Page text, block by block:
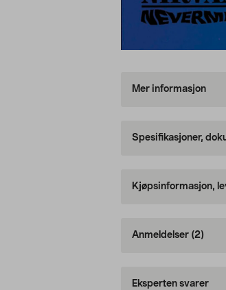
Mer informasjon
Spesifikasjoner,
Kjøpsinformasjon,
Anmeldelser (2)
Eksperten svarer